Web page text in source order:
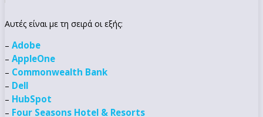
Αυτές είναι με τη σειρά οι εξής:
– Adobe
– AppleOne
– Commonwealth Bank
– Dell
– HubSpot
– Four Seasons Hotel & Resorts